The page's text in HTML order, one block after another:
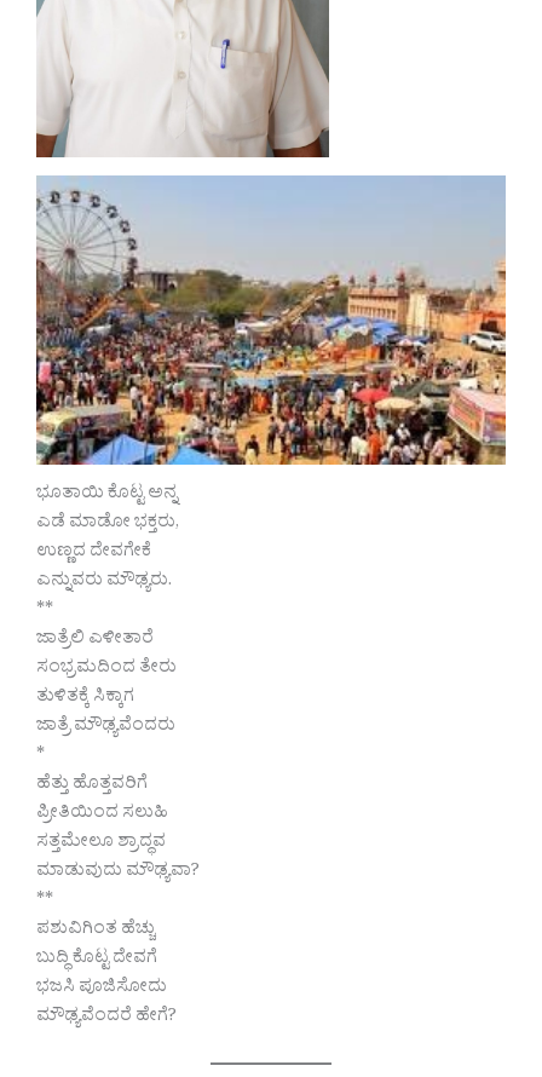
ಭೂತಾಯಿ ಕೊಟ್ಟ ಅನ್ನ
ಎಡೆ ಮಾಡೋ ಭಕ್ತರು,
ಉಣ್ಣದ ದೇವಗೇಕೆ
ಎನ್ನುವರು ಮೌಢ್ಯರು.
**
ಜಾತ್ರೆಲಿ ಎಳೀತಾರೆ
ಸಂಭ್ರಮದಿಂದ ತೇರು
ತುಳಿತಕ್ಕೆ ಸಿಕ್ಕಾಗ
ಜಾತ್ರೆ ಮೌಢ್ಯವೆಂದರು
*
ಹೆತ್ತು ಹೊತ್ತವರಿಗೆ
ಪ್ರೀತಿಯಿಂದ ಸಲುಹಿ
ಸತ್ತಮೇಲೂ ಶ್ರಾದ್ಧವ
ಮಾಡುವುದು ಮೌಢ್ಯವಾ?
**
ಪಶುವಿಗಿಂತ ಹೆಚ್ಚು
ಬುದ್ಧಿ ಕೊಟ್ಟ ದೇವಗೆ
ಭಜಸಿ ಪೂಜಿಸೋದು
ಮೌಢ್ಯವೆಂದರೆ ಹೇಗೆ?